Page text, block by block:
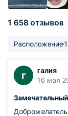
1 658 отзывов
Расположение
г
галия
16 мая